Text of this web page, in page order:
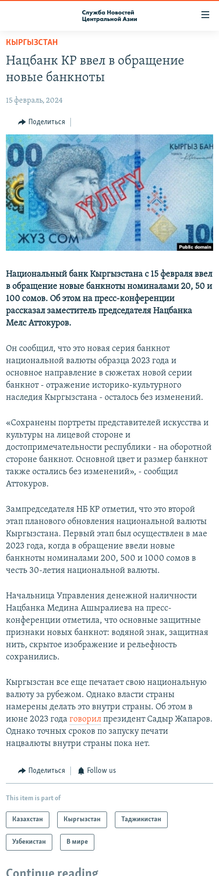
Вернуться
основному
содержанию
навигации
Вернутся
поиску
О ПРОЕКТЕ
ПОДПИСКА
RFE/RL ДИРЕКТ
НАСТОЯЩЕЕ ВРЕМЯ
МИГРАНТ МЕДИА
КЫРГЫЗСТАН
Нацбанк КР ввел в обращение
новые банкноты
15 февраль, 2024
Поделиться
Национальный банк Кыргызстана с 15 февраля ввел
в обращение новые банкноты номиналами 20, 50 и
100 сомов. Об этом на пресс-конференции
рассказал заместитель председателя Нацбанка
Мелс Аттокуров.
Он сообщил, что это новая серия банкнот
национальной валюты образца 2023 года и
основное направление в сюжетах новой серии
банкнот - отражение историко-культурного
наследия Кыргызстана - осталось без изменений.
«Сохранены портреты представителей искусства и
культуры на лицевой стороне и
достопримечательности республики - на оборотной
стороне банкнот. Основной цвет и размер банкнот
также остались без изменений», - сообщил
Аттокуров.
Зампредседателя НБ КР отметил, что это второй
этап планового обновления национальной валюты
Кыргызстана. Первый этап был осуществлен в мае
2023 года, когда в обращение ввели новые
банкноты номиналами 200, 500 и 1000 сомов в
честь 30-летия национальной валюты.
Начальница Управления денежной наличности
Нацбанка Медина Ашыралиева на пресс-
конференции отметила, что основные защитные
признаки новых банкнот: водяной знак, защитная
нить, скрытое изображение и рельефность
сохранились.
Кыргызстан все еще печатает свою национальную
валюту за рубежом. Однако власти страны
намерены делать это внутри страны. Об этом в
июне 2023 года говорил президент Садыр Жапаров.
Однако точных сроков по запуску печати
нацвалюты внутри страны пока нет.
Поделиться Follow us
This item is part of
Казахстан Кыргызстан Таджикистан
Узбекистан В мире